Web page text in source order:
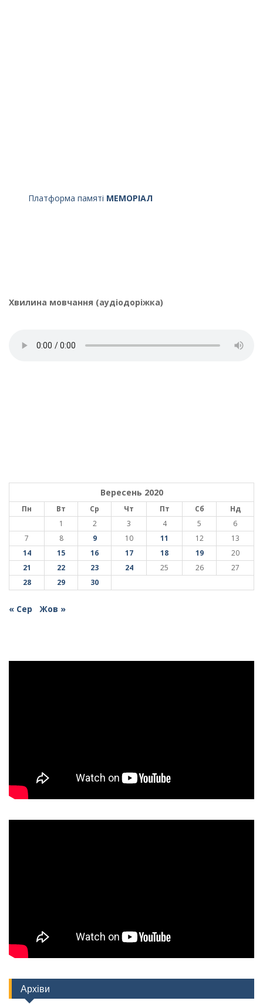
Платформа памяті МЕМОРІАЛ
Хвилина мовчання (аудіодоріжка)
Вересень 2020
Пн Вт Ср Чт Пт Сб
Нд
1
2 3 4 5
6
7
8 9 10 11 12
13
14
15 16 17 18 19
20
21
22 23 24 25 26
27
28
29 30
« Сер Жов »
Архіви